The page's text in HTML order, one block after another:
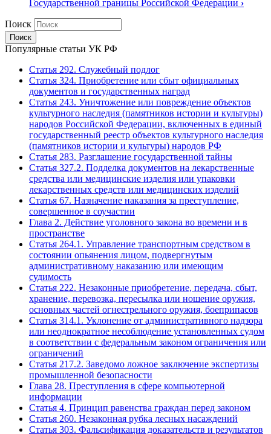
Государственной границы Российской Федерации ›
Поиск
Популярные статьи УК РФ
Статья 292. Служебный подлог
Статья 324. Приобретение или сбыт официальных
документов и государственных наград
Статья 243. Уничтожение или повреждение объектов
культурного наследия (памятников истории и культуры)
народов Российской Федерации, включенных в единый
государственный реестр объектов культурного наследия
(памятников истории и культуры) народов РФ
Статья 283. Разглашение государственной тайны
Статья 327.2. Подделка документов на лекарственные
средства или медицинские изделия или упаковки
лекарственных средств или медицинских изделий
Статья 67. Назначение наказания за преступление,
совершенное в соучастии
Глава 2. Действие уголовного закона во времени и в
пространстве
Статья 264.1. Управление транспортным средством в
состоянии опьянения лицом, подвергнутым
административному наказанию или имеющим
судимость
Статья 222. Незаконные приобретение, передача, сбыт,
хранение, перевозка, пересылка или ношение оружия,
основных частей огнестрельного оружия, боеприпасов
Статья 314.1. Уклонение от административного надзора
или неоднократное несоблюдение установленных судом
в соответствии с федеральным законом ограничения или
ограничений
Статья 217.2. Заведомо ложное заключение экспертизы
промышленной безопасности
Глава 28. Преступления в сфере компьютерной
информации
Статья 4. Принцип равенства граждан перед законом
Статья 260. Незаконная рубка лесных насаждений
Статья 303. Фальсификация доказательств и результатов